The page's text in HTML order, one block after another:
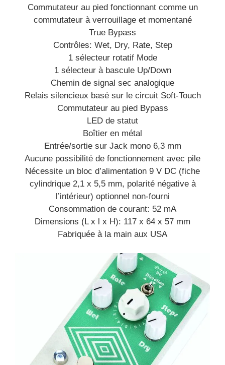
Commutateur au pied fonctionnant comme un
commutateur à verrouillage et momentané
True Bypass
Contrôles: Wet, Dry, Rate, Step
1 sélecteur rotatif Mode
1 sélecteur à bascule Up/Down
Chemin de signal sec analogique
Relais silencieux basé sur le circuit Soft-Touch
Commutateur au pied Bypass
LED de statut
Boîtier en métal
Entrée/sortie sur Jack mono 6,3 mm
Aucune possibilité de fonctionnement avec pile
Nécessite un bloc d’alimentation 9 V DC (fiche
cylindrique 2,1 x 5,5 mm, polarité négative à
l’intérieur) optionnel non-fourni
Consommation de courant: 52 mA
Dimensions (L x l x H): 117 x 64 x 57 mm
Fabriquée à la main aux USA